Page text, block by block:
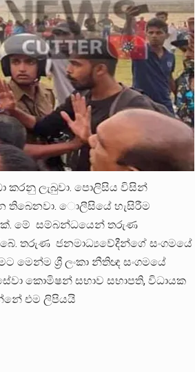
කරනු ලැබුවා. පොලිසිය විසින්
තිබෙනවා. ොලීසියේ හැසිරීම
මේ සම්බන්ධයෙන් තරුණ
තරුණ ජනමාධ්‍යවේදීන්ගේ සංගමයේ
ශ්‍රී ලංකා නීතිඥ සංගමයේ
කොමිෂන් සභාව සභාපති, විධායක
එම ලිපියයි